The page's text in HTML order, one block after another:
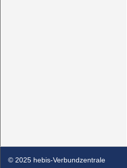
© 2025 hebis-Verbundzentrale